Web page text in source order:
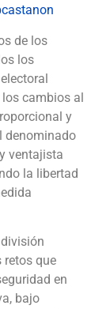
de los
los
los cambios al
y
denominado
ventajista
la libertad
retos que
en
bajo